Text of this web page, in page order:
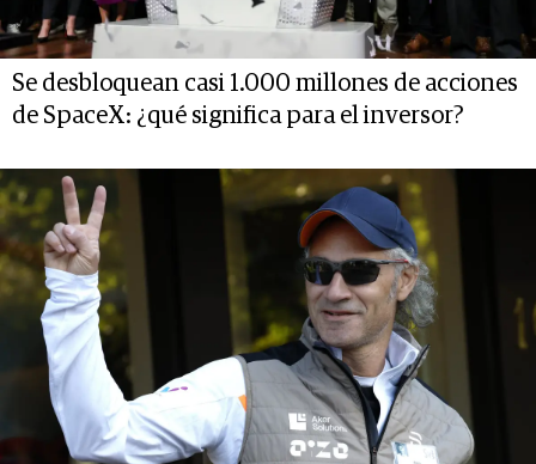
Se desbloquean casi 1.000 millones de acciones
de SpaceX: ¿qué significa para el inversor?